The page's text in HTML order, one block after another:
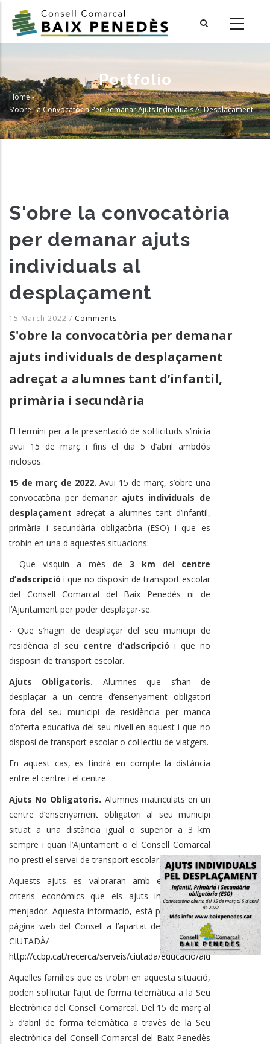
main
Portfolio
Breadcrumb
Home-
S'obre La Convocatòria Per Demanar Ajuts Individuals Al Desplaçament
S'obre la convocatòria
per demanar ajuts
individuals al
desplaçament
15 March 2022 / Comments
S'obre la convocatòria per demanar
ajuts individuals de desplaçament
adreçat a alumnes tant d’infantil,
primària i secundària
El termini per a la presentació de sol·licituds s’inicia
avui 15 de març i fins el dia 5 d’abril ambdós
inclosos.
15 de març de 2022. Avui 15 de març, s’obre una
convocatòria per demanar ajuts individuals de
desplaçament adreçat a alumnes tant d’infantil,
primària i secundària obligatòria (ESO) i que es
trobin en una d'aquestes situacions:
- Que visquin a més de 3 km del centre
d’adscripció i que no disposin de transport escolar
del Consell Comarcal del Baix Penedès ni de
l’Ajuntament per poder desplaçar-se.
- Que s’hagin de desplaçar del seu municipi de
residència al seu centre d'adscripció i que no
disposin de transport escolar.
Ajuts Obligatoris. Alumnes que s’han de
desplaçar a un centre d’ensenyament obligatori
fora del seu municipi de residència per manca
d’oferta educativa del seu nivell en aquest i que no
disposi de transport escolar o col·lectiu de viatgers.
En aquest cas, es tindrà en compte la distància
entre el centre i el centre.
Ajuts No Obligatoris. Alumnes matriculats en un
centre d’ensenyament obligatori al seu municipi
situat a una distància igual o superior a 3 km
sempre i quan l’Ajuntament o el Consell Comarcal
no presti el servei de transport escolar.
Aquests ajuts es valoraran amb els mateixos
criteris econòmics que els ajuts individuals de
menjador. Aquesta informació, està publicada a la
pàgina web del Consell a l’apartat de SERVEIS AL
CIUTADÀ/ EDUCACIÓ:
http://ccbp.cat/recerca/serveis/ciutada/educacio/aid
Aquelles famílies que es trobin en aquesta situació,
poden sol·licitar l’ajut de forma telemàtica a la Seu
Electrònica del Consell Comarcal. Del 15 de març al
5 d’abril de forma telemàtica a travès de la Seu
electrònica del Consell Comarcal del Baix Penedès